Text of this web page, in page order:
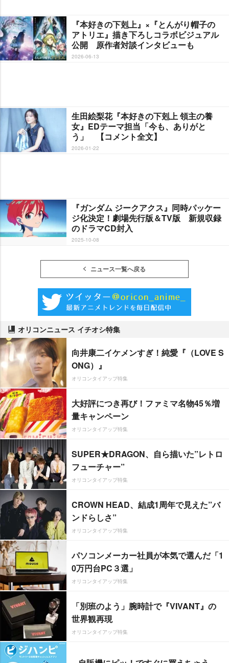
『本好きの下剋上』×『とんがり帽子の
アトリエ』描き下ろしコラボビジュアル
公開 原作者対談インタビューも
2026-06-13
生田絵梨花『本好きの下剋上 領主の養
女』EDテーマ担当「今も、ありがと
う」 【コメント全文】
2026-01-22
『ガンダム ジークアクス』同時パッケー
ジ化決定！劇場先行版＆TV版 新規収録
のドラマCD封入
2025-10-08
ニュース一覧へ戻る
オリコンニュース イチオシ特集
向井康二イケメンすぎ！純愛『（LOVE S
ONG）』
オリコンタイアップ特集
大好評につき再び！ファミマ名物45％増
量キャンペーン
オリコンタイアップ特集
SUPER★DRAGON、自ら描いた”レトロ
フューチャー”
オリコンタイアップ特集
CROWN HEAD、結成1周年で見えた”バ
ンドらしさ”
オリコンタイアップ特集
パソコンメーカー社員が本気で選んだ「1
0万円台PC３選」
オリコンタイアップ特集
「別班のよう」腕時計で『VIVANT』の
世界観再現
オリコンタイアップ特集